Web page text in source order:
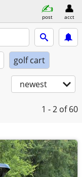
post acct
golf cart
newest
1 - 2 of 60